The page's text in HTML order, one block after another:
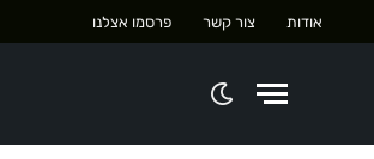
אודות צור קשר פרסמו אצלנו